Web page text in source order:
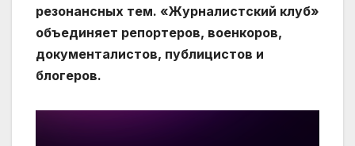
резонансных тем. «Журналистский клуб»
объединяет репортеров, военкоров,
документалистов, публицистов и
блогеров.